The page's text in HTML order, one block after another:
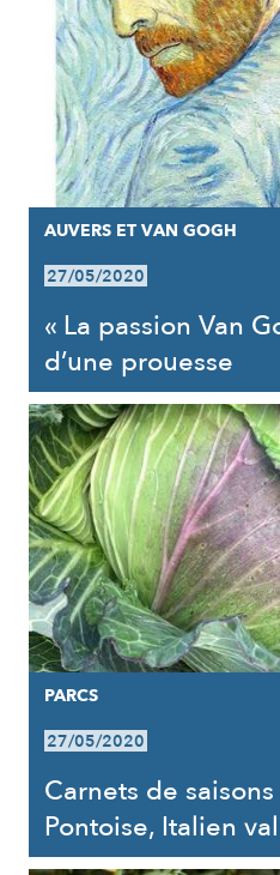
AUVERS ET VAN GOGH
27/05/2020
« La passion Van
d’une prouesse
PARCS
27/05/2020
Carnets de
Pontoise, Italien